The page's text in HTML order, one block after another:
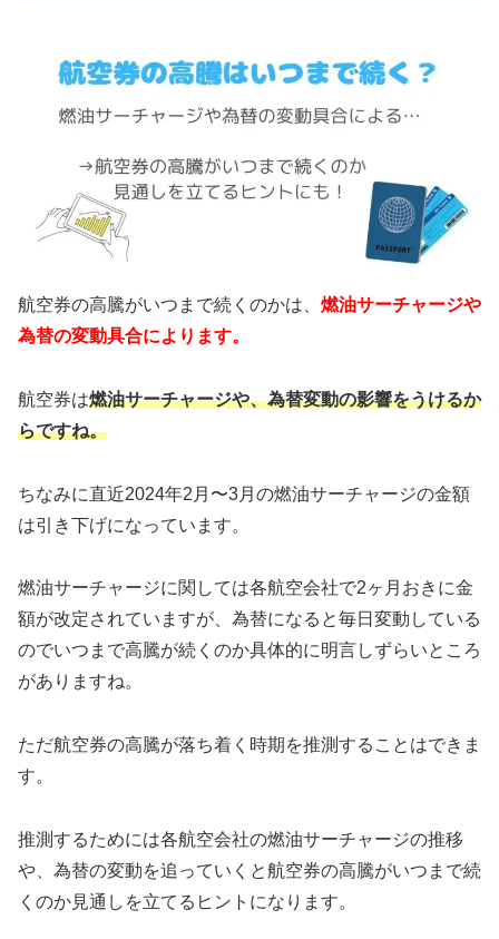
航空券の高騰がいつまで続くのかは、 燃油サーチャージや
為替の変動具合によります。
航空券は燃油サーチャージや、為替変動の影響をうけるか
らですね。
ちなみに直近2024年2月〜3月の燃油サーチャージの金額
は引き下げになっています。
燃油サーチャージに関しては各航空会社で2ヶ月おきに金
額が改定されていますが、為替になると毎日変動している
のでいつまで高騰が続くのか具体的に明言しずらいところ
がありますね。
ただ航空券の高騰が落ち着く時期を推測することはできま
す。
推測するためには各航空会社の燃油サーチャージの推移
や、為替の変動を追っていくと航空券の高騰がいつまで続
くのか見通しを立てるヒントになります。